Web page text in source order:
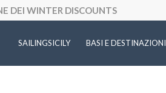
DEI WINTER DISCOUNTS
SAILINGSICILY BASI E DESTINAZIONI